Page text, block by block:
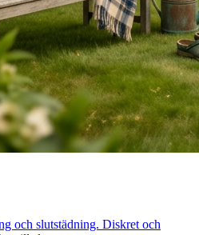
och slutstädning. Diskret och